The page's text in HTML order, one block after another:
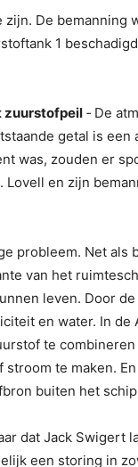
De
1
zuurstofpeil ‑ De
getal is
was, zouden er
Lovell en zijn
probleem. Net als
van het
leven. Door
en wa­ter. In
te
te maken.
buiten het
dat Jack Swigert
een storing in